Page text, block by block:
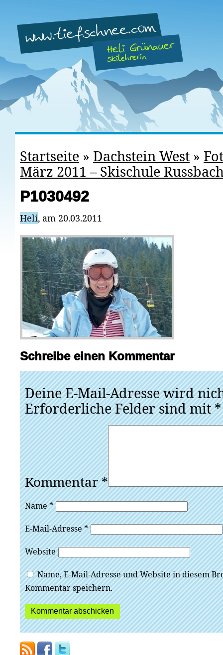
Startseite » Dachstein West »
März 2011 – Skischule
P1030492
Heli, am 20.03.2011
Schreibe einen Kommentar
Deine E-Mail-Adresse wird
Erforderliche Felder sind mit*
Kommentar*
Name*
E-Mail-Adresse*
Website
Name, E-Mail-Adresse und Website in diesem
Kommentar speichern.